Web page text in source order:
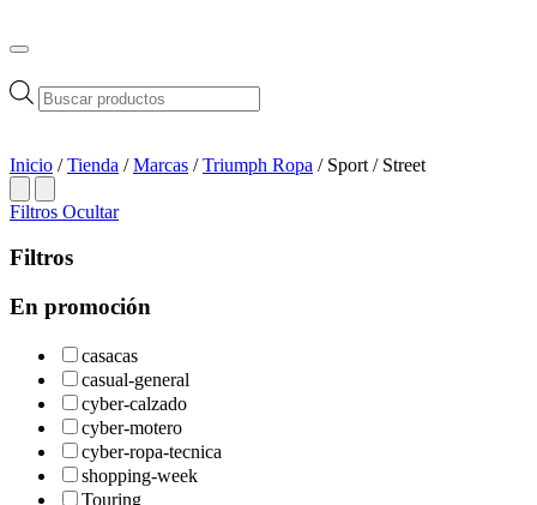
Búsqueda
de
Inicio /Tienda /Marcas /Triumph Ropa / Sport / Street
Filtros Ocultar
Filtros
En promoción
casacas
casual-general
cyber-calzado
cyber-motero
cyber-ropa-tecnica
shopping-week
Touring